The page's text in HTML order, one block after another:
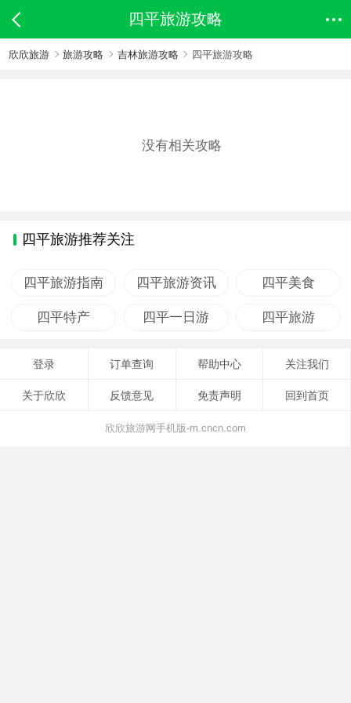
四平旅游攻略
欣欣旅游 旅游攻略 吉林旅游攻略 四平旅游攻略
没有相关攻略
四平旅游推荐关注
四平旅游指南 四平旅游资讯 四平美食
四平特产 四平一日游 四平旅游
登录 订单查询 帮助中心 关注我们
关于欣欣 反馈意见 免责声明 回到首页
欣欣旅游网手机版-m.cncn.com